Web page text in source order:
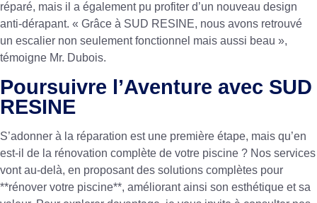
réparé, mais il a également pu profiter d’un nouveau design
anti-dérapant. « Grâce à SUD RESINE, nous avons retrouvé
un escalier non seulement fonctionnel mais aussi beau »,
témoigne Mr. Dubois.
Poursuivre l’Aventure avec SUD
RESINE
S’adonner à la réparation est une première étape, mais qu’en
est-il de la rénovation complète de votre piscine ? Nos services
vont au-delà, en proposant des solutions complètes pour
**rénover votre piscine**, améliorant ainsi son esthétique et sa